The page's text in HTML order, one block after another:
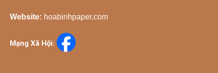
Website: hoabinhpaper.com
Mạng Xã Hội: